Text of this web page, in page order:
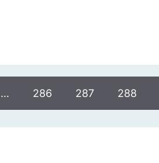
… 286 287 288